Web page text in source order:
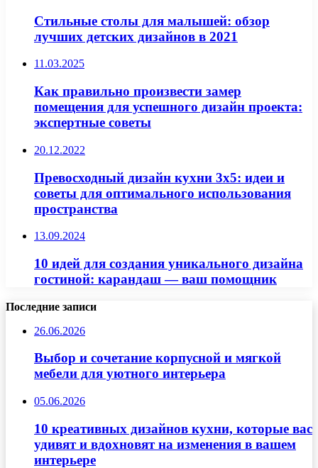
Стильные столы для малышей: обзор
лучших детских дизайнов в 2021
11.03.2025
Как правильно произвести замер
помещения для успешного дизайн проекта:
экспертные советы
20.12.2022
Превосходный дизайн кухни 3х5: идеи и
советы для оптимального использования
пространства
13.09.2024
10 идей для создания уникального дизайна
гостиной: карандаш — ваш помощник
Последние записи
26.06.2026
Выбор и сочетание корпусной и мягкой
мебели для уютного интерьера
05.06.2026
10 креативных дизайнов кухни, которые вас
удивят и вдохновят на изменения в вашем
интерьере